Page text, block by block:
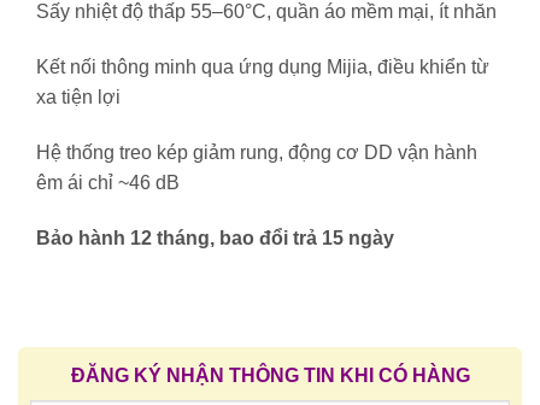
Sấy nhiệt độ thấp 55–60°C, quần áo mềm mại, ít nhăn
Kết nối thông minh qua ứng dụng Mijia, điều khiển từ
xa tiện lợi
Hệ thống treo kép giảm rung, động cơ DD vận hành
êm ái chỉ ~46 dB
Bảo hành 12 tháng, bao đổi trả 15 ngày
ĐĂNG KÝ NHẬN THÔNG TIN KHI CÓ HÀNG